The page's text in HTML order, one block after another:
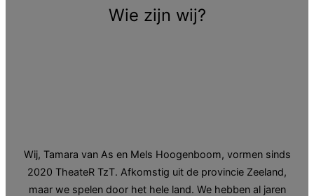
Wie zijn wij?
Wij, Tamara van As en Mels Hoogenboom, vormen sinds
2020 TheateR TzT. Afkomstig uit de provincie Zeeland,
maar we spelen door het hele land. We hebben al jaren